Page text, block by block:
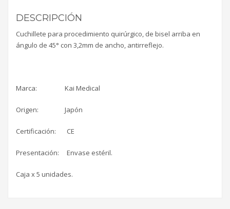
DESCRIPCIÓN
Cuchillete para procedimiento quirúrgico, de bisel arriba en
ángulo de 45° con 3,2mm de ancho, antirreflejo.
Marca: Kai Medical
Origen: Japón
Certificación: CE
Presentación: Envase estéril.
Caja x 5 unidades.